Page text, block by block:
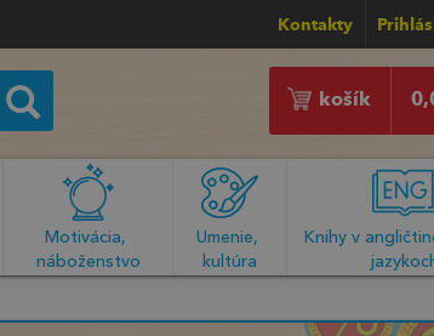
Kontakty
košík
Motivácia,
náboženstvo
Umenie,
kultúra
Knihy v